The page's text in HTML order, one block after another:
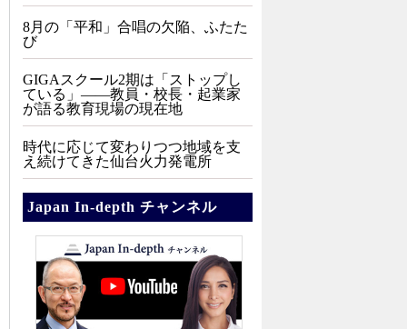
8月の「平和」合唱の欠陥、ふたた
び
GIGAスクール2期は「ストップし
ている」——教員・校長・起業家
が語る教育現場の現在地
時代に応じて変わりつつ地域を支
え続けてきた仙台火力発電所
Japan In-depth チャンネル